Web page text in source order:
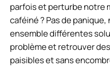
parfois et perturbe notre
caféiné ? Pas de
ensemble différentes
problème et retrouver
paisibles et sans